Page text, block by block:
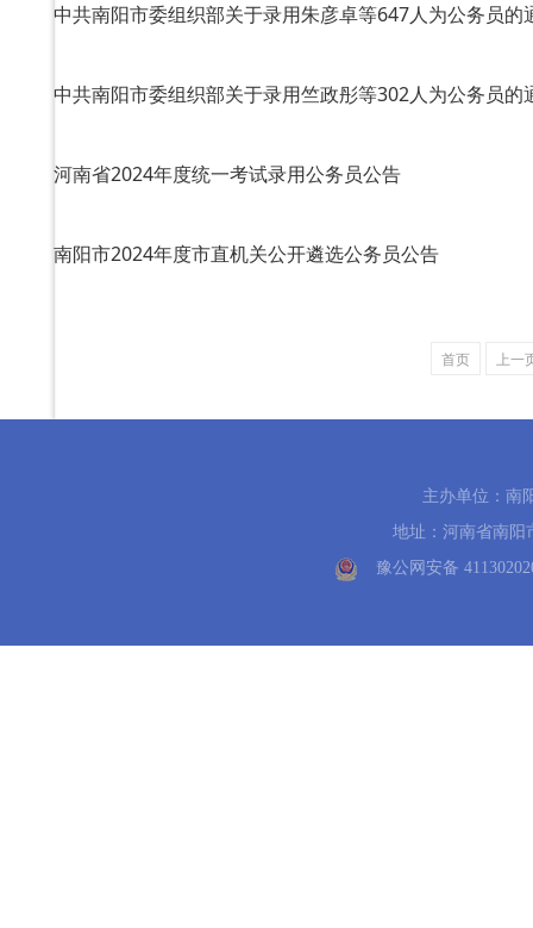
中共南阳市委组织部关于录用朱彦卓等647人为公务员的
中共南阳市委组织部关于录用竺政彤等302人为公务员的
河南省2024年度统一考试录用公务员公告
南阳市2024年度市直机关公开遴选公务员公告
首页 上一
主办单位：南
地址：河南省南阳
豫公网安备